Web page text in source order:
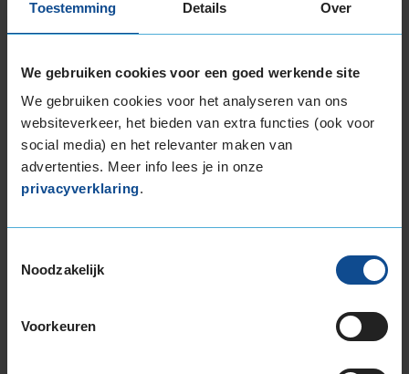
Toestemming Details Over
We gebruiken cookies voor een goed werkende site
We gebruiken cookies voor het analyseren van ons
websiteverkeer, het bieden van extra functies (ook voor
social media) en het relevanter maken van
advertenties. Meer info lees je in onze
privacyverklaring.
Noodzakelijk
Voorkeuren
8,0
Datum beoordeling9 april 2024
Auto FORD Transit 280 2.2 TDCi BUS 4-cil. D 110pk
Kilometer per jaar50.000 km of meer
Bandenmontagepakketten
Kies je
bandenmaat omvang (inch)